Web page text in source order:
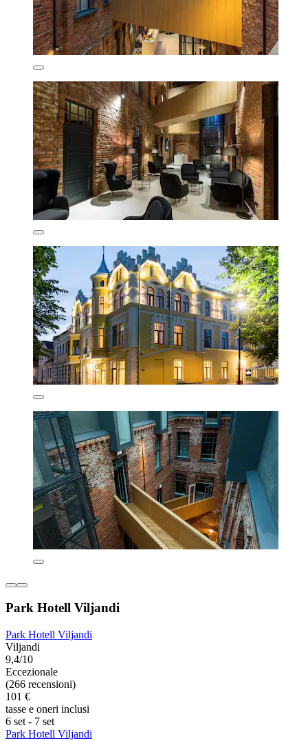
Park Hotell Viljandi
Park Hotell Viljandi
Viljandi
9,4/10
Eccezionale
(266 recensioni)
101 €
tasse e oneri inclusi
6 set - 7 set
Park Hotell Viljandi